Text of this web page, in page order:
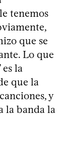
tenemos
que se
Lo que
la
que la
y
la banda la